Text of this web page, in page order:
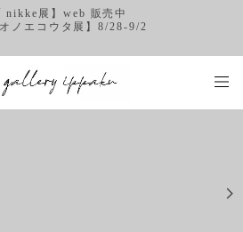
nikke展】web 販売中
オノエコウタ展】8/28-9/2